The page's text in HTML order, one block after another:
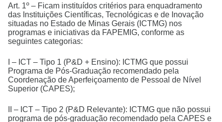
Art. 1º – Ficam instituídos critérios para enquadramento
das Instituições Científicas, Tecnológicas e de Inovação
situadas no Estado de Minas Gerais (ICTMG) nos
programas e iniciativas da FAPEMIG, conforme as
seguintes categorias:
I – ICT – Tipo 1 (P&D + Ensino): ICTMG que possui
Programa de Pós-Graduação recomendado pela
Coordenação de Aperfeiçoamento de Pessoal de Nível
Superior (CAPES);
II – ICT – Tipo 2 (P&D Relevante): ICTMG que não possui
programa de pós-graduação recomendado pela CAPES e